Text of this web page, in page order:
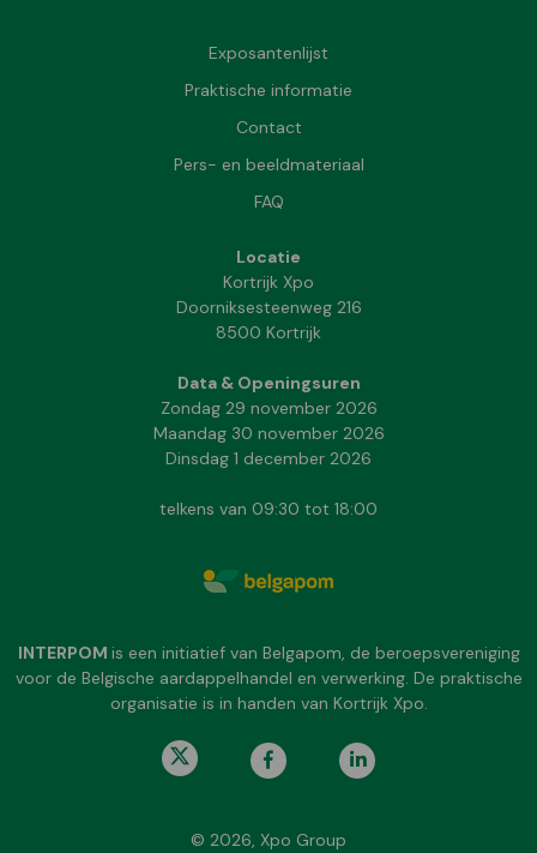
Exposantenlijst
Praktische informatie
Contact
Pers- en beeldmateriaal
FAQ
Locatie
Kortrijk Xpo
Doorniksesteenweg 216
8500 Kortrijk
Data & Openingsuren
Zondag 29 november 2026
Maandag 30 november 2026
Dinsdag 1 december 2026
telkens van 09:30 tot 18:00
INTERPOM is een initiatief van Belgapom, de beroepsvereniging
voor de Belgische aardappelhandel en verwerking. De praktische
organisatie is in handen van Kortrijk Xpo.
© 2026, Xpo Group